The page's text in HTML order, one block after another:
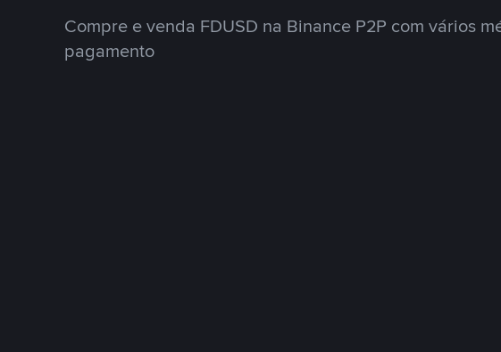
Compre e venda FDUSD na Binance P2P com vários
pagamento